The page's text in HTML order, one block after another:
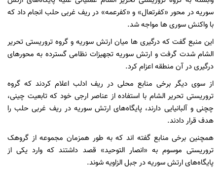
سوریه در محور «کفرتعال» و «کفرعمه» در ریف غربی حلب انجام داد که
با واکنش سوری ها مواجه شد.
این منبع گفت که درگیری ها میان ارتش سوریه و گروه تروریستی تحریر
الشام شدت گرفت و ارتش سوریه تجهیزات نظامی گسترده به محورهای
درگیری در آن منطقه اعزام کرد.
از سوی دیگر برخی منابع محلی در ریف ادلب اعلام کردند که گروه
تروریستی تحریر الشام با استفاده از عناصر ارجی خود که تابعیت چینی،
چچنی و آلبانیایی دارند، پایگاه‌های ارتش سوریه در ریف غربی حلب را
هدف قرار دادند.
همچنین برخی منابع گفته اند که به طور همزمان مجموعه از گروهک
تروریستی موسوم به «انصار التوحید» قصد داشتند که وارد یکی از
پایگاه‌های ارتش سوریه در جبل الزاویه شوند.